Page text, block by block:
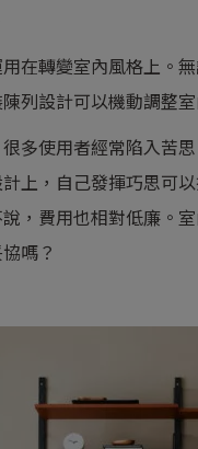
在轉變室內風格上。
列設計可以機動調整
多使用者經常陷入苦
上，自己發揮巧思可
，費用也相對低廉。
嗎？